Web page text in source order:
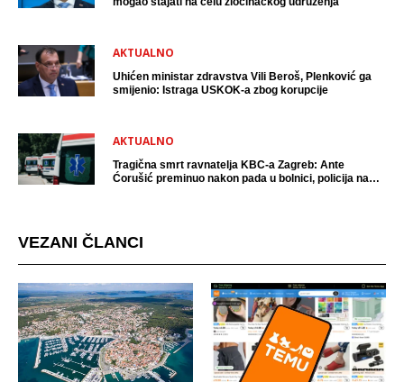
AKTUALNO
Uhićen ministar zdravstva Vili Beroš, Plenković ga
smijenio: Istraga USKOK-a zbog korupcije
AKTUALNO
Tragična smrt ravnatelja KBC-a Zagreb: Ante
Ćorušić preminuo nakon pada u bolnici, policija na
VEZANI ČLANCI